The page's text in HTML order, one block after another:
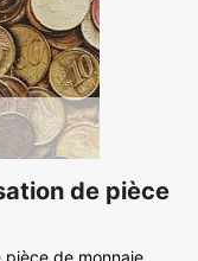
de pièce